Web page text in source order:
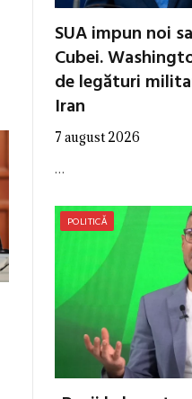
SUA impun noi
Cubei.
de legături
Iran
7 august 2026
…
POLITICĂ